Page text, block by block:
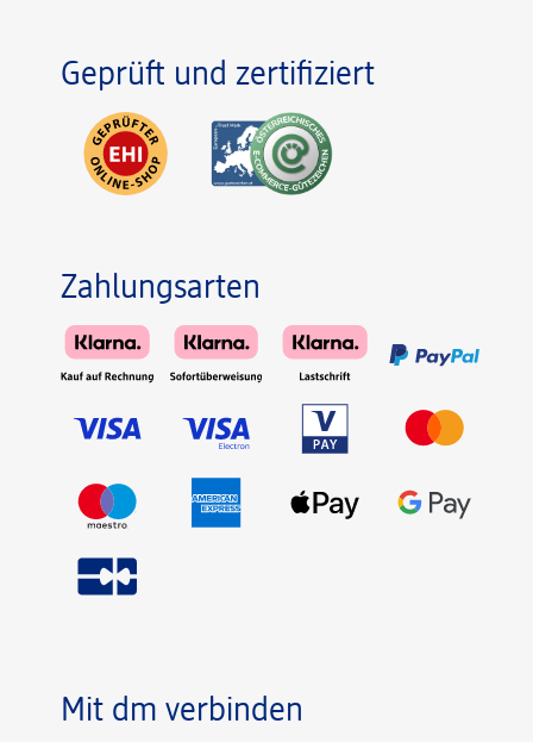
Geprüft und zertifiziert
Zahlungsarten
Mit dm verbinden